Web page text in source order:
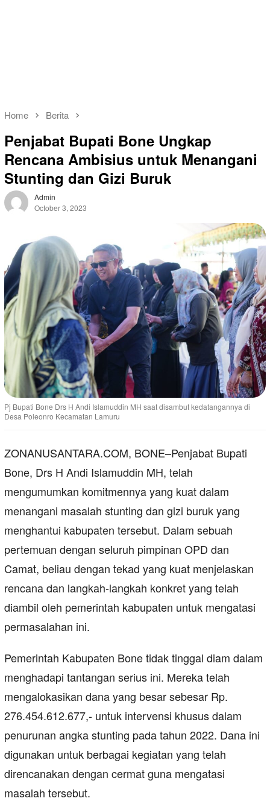
Home Berita
Penjabat Bupati Bone Ungkap
Rencana Ambisius untuk Menangani
Stunting dan Gizi Buruk
Admin
October 3, 2023
Pj Bupati Bone Drs H Andi Islamuddin MH saat disambut kedatangannya di
Desa Poleonro Kecamatan Lamuru
ZONANUSANTARA.COM, BONE–Penjabat Bupati
Bone, Drs H Andi Islamuddin MH, telah
mengumumkan komitmennya yang kuat dalam
menangani masalah stunting dan gizi buruk yang
menghantui kabupaten tersebut. Dalam sebuah
pertemuan dengan seluruh pimpinan OPD dan
Camat, beliau dengan tekad yang kuat menjelaskan
rencana dan langkah-langkah konkret yang telah
diambil oleh pemerintah kabupaten untuk mengatasi
permasalahan ini.
Pemerintah Kabupaten Bone tidak tinggal diam dalam
menghadapi tantangan serius ini. Mereka telah
mengalokasikan dana yang besar sebesar Rp.
276.454.612.677,- untuk intervensi khusus dalam
penurunan angka stunting pada tahun 2022. Dana ini
digunakan untuk berbagai kegiatan yang telah
direncanakan dengan cermat guna mengatasi
masalah tersebut.